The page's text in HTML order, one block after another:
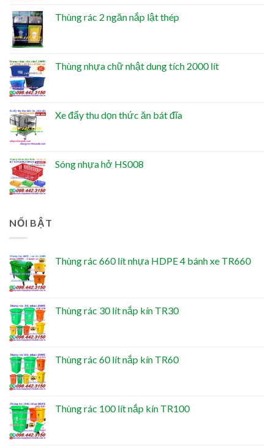
Thùng rác 2 ngăn nắp lật thép
Thùng nhựa chữ nhật dung tích 2000 lít
Xe đẩy thu dọn thức ăn bát đĩa
Sóng nhựa hở HS008
NỔI BẬT
Thùng rác 660 lít nhựa HDPE 4 bánh xe TR660
Thùng rác 30 lít nắp kín TR30
Thùng rác 60 lít nắp kín TR60
Thùng rác 100 lít nắp kín TR100